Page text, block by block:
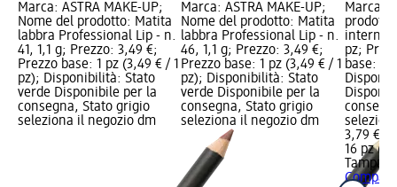
Marca: ASTRA MAKE-UP;
Nome del prodotto: Matita
labbra Professional Lip - n.
41, 1,1 g; Prezzo: 3,49 €;
Prezzo base: 1 pz (3,49 € / 1
pz); Disponibilità: Stato
verde Disponibile per la
consegna, Stato grigio
seleziona il negozio dm
Marca: ASTRA MAKE-UP;
Nome del prodotto: Matita
labbra Professional Lip - n.
46, 1,1 g; Prezzo: 3,49 €;
Prezzo base: 1 pz (3,49 € / 1
pz); Disponibilità: Stato
verde Disponibile per la
consegna, Stato grigio
seleziona il negozio dm
Marca:
interni
pz;
base:
3,79 €
16 pz
Tampax
Compak